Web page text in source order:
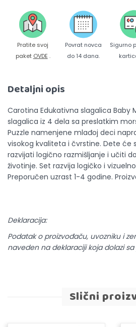
Pratite svoj
paket OVDE .
Povrat novca
do 14 dana.
Sigurno
Detaljni opis
Carotina Edukativna slagalica Baby
slagalica iz 4 dela sa preslatkim
Puzzle namenjene mlađoj deci
visokog kvaliteta i čvrstine. Dete će
razvijati logično razmišljanje i učiti
životinje. Set razvija logičko i
Preporučen uzrast 1-4 godine.
Deklaracija:
Podatak o proizvođaču, uvozniku i
naveden na deklaraciji koja dolazi
Slični